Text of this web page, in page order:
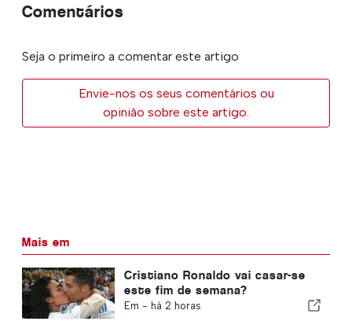
Comentários
Seja o primeiro a comentar este artigo
Envie-nos os seus comentários ou
opinião sobre este artigo.
Mais em
Cristiano Ronaldo vai casar-se
este fim de semana?
Em - há 2 horas